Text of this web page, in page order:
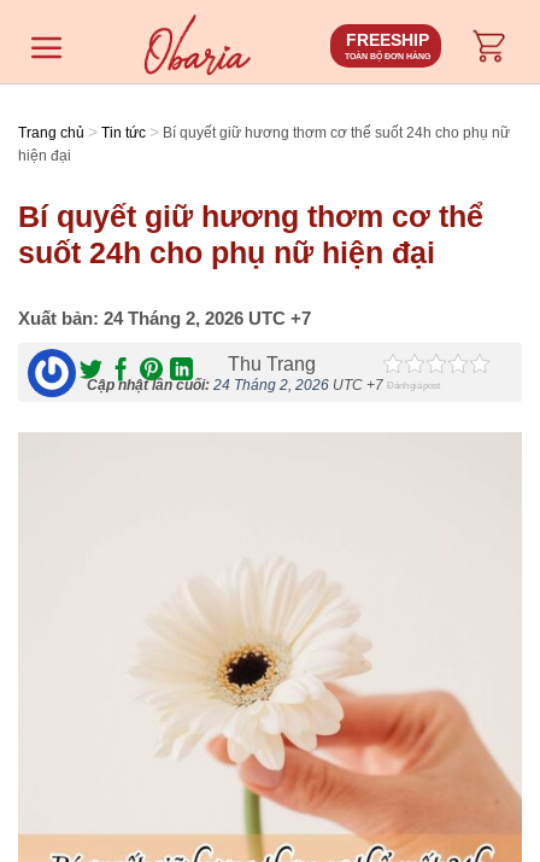
FREESHIP
TOÀN BỘ ĐƠN HÀNG
Trang chủ > Tin tức > Bí quyết giữ hương thơm cơ thể suốt 24h cho phụ nữ
hiện đại
Bí quyết giữ hương thơm cơ thể
suốt 24h cho phụ nữ hiện đại
Xuất bản: 24 Tháng 2, 2026 UTC +7
Thu Trang
Cập nhật lần cuối: 24 Tháng 2, 2026 UTC +7 Đánh giá post